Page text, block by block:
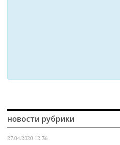
новости рубрики
27.04.2020 12.36